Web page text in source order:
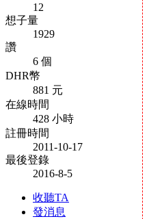
12
想子量
1929
讚
6 個
DHR幣
881 元
在線時間
428 小時
註冊時間
2011-10-17
最後登錄
2016-8-5
收聽TA
發消息